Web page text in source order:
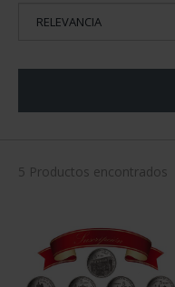
5 Productos encontrados